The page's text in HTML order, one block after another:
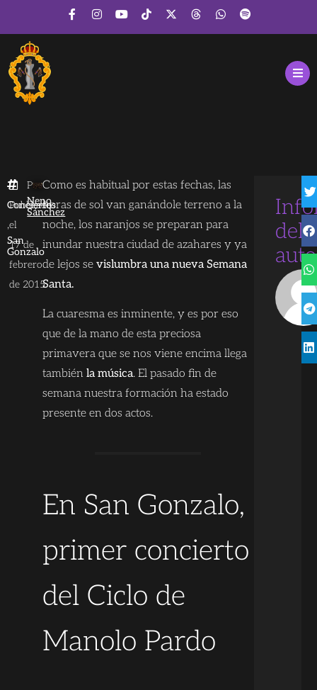
Conciertos
,
San
Gonzalo
Publicado
el
17 de
febrero
de 2015
Por
Neno
Sánchez
Como es habitual por estas fechas, las
horas de sol van ganándole terreno a la
noche, los naranjos se preparan para
inundar nuestra ciudad de azahares y ya
de lejos sevislumbra una nueva Semana
Santa.
La cuaresma es inminente, y es por eso
que de la mano de esta preciosa
primavera que se nos viene encima llega
tambiénla música. El pasado fin de
semana nuestra formación ha estado
presente en dos actos.
En San Gonzalo,
primer concierto
del Ciclo de
Manolo Pardo
del